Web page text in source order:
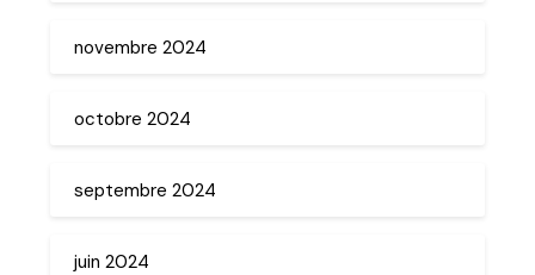
novembre 2024
octobre 2024
septembre 2024
juin 2024